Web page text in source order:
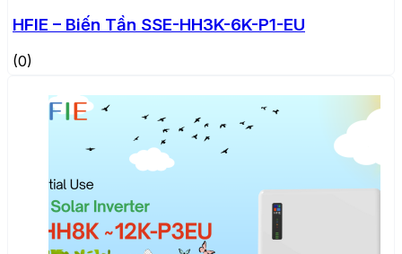
HFIE – Biến Tần SSE-HH3K-6K-P1-EU
(0)